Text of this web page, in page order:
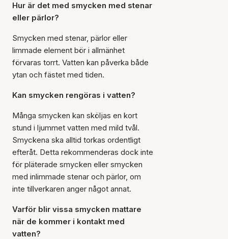
Hur är det med smycken med stenar
eller pärlor?
Smycken med stenar, pärlor eller
limmade element bör i allmänhet
förvaras torrt. Vatten kan påverka både
ytan och fästet med tiden.
Kan smycken rengöras i vatten?
Många smycken kan sköljas en kort
stund i ljummet vatten med mild tvål.
Smyckena ska alltid torkas ordentligt
efteråt. Detta rekommenderas dock inte
för pläterade smycken eller smycken
med inlimmade stenar och pärlor, om
inte tillverkaren anger något annat.
Varför blir vissa smycken mattare
när de kommer i kontakt med
vatten?